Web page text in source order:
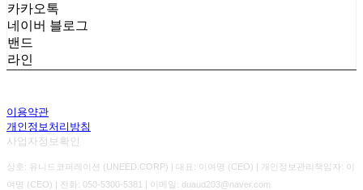
카카오톡
네이버 블로그
밴드
라인
이용약관
개인정보처리방침
사업자정보확인
상호: 유니드코퍼레이션 (UNEED.CORP) | 대표: 이여명 (CEO) | 개인정보관리책임자: 이
여명 (CEO) | 전화: 050-5300-5381 | 이메일: duaud203@naver.com